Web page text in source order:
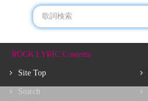
ROCK LYRIC Contents
Site Top
Search